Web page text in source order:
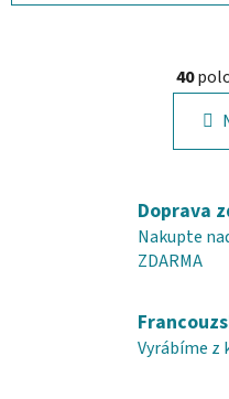
40
Doprava
Nakupte
ZDARMA
Vyrábíme z